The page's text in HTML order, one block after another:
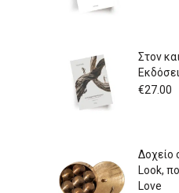
Στον
€27.00
Δοχείο
Look,
Love